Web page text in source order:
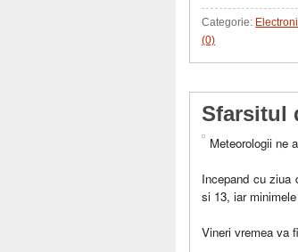
Categorie:
(0)
Sfarsitul
Meteorologii ne
Incepand cu ziua
si 13, iar
Vineri vremea va